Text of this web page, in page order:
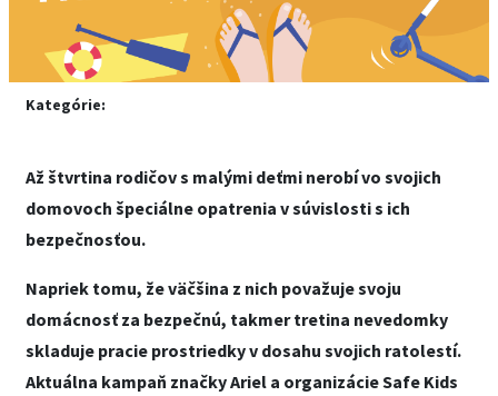
Kategórie:
Až štvrtina rodičov s malými deťmi nerobí vo svojich
domovoch špeciálne opatrenia v súvislosti s ich
bezpečnosťou.
Napriek tomu, že väčšina z nich považuje svoju
domácnosť za bezpečnú, takmer tretina nevedomky
skladuje pracie prostriedky v dosahu svojich ratolestí.
Aktuálna kampaň značky Ariel a organizácie Safe Kids